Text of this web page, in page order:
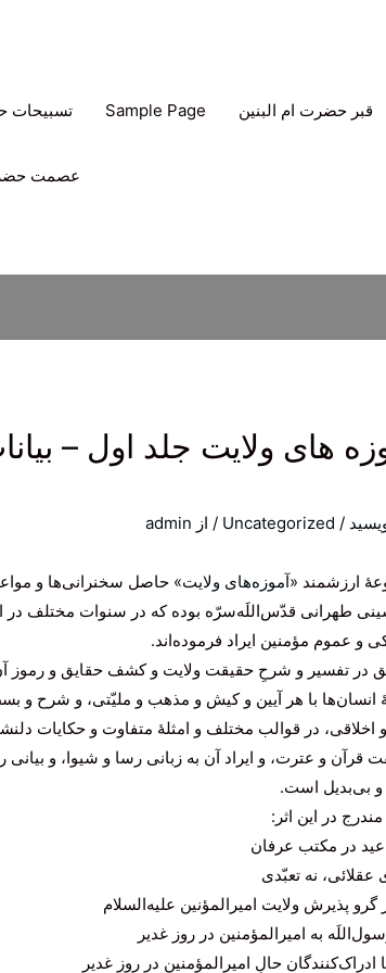
قبر حضرت ام البنین Sample Page تسبیحات
عصمت حضرت
های ولایت جلد اول –
/
Uncategorized / از admin
ارزشمند «آموزه‌های ولایت» حاصل سخنرانی‌ها و
طهرانی قدّس‌اللَه‌سرّه بوده که در سنوات مختلف در
و عموم مؤمنین ایراد فرموده‌اند.
در تفسیر و شرحِ حقیقت ولایت و کشف حقایق و رموز
انسان‌ها با هر آیین و کیش و مذهب و ملیّتی، و شرح و
در قوالب مختلف و امثلۀ متفاوت و حکایات
قرآن و عترت، و ایراد آن به زبانی رسا و شیوا، و
و بی‌بدیل است.
در این اثر:
در مکتب عرفان
عقلائی، نه تعبّدی
پذیرش ولایت امیرالمؤنین علیه‌السلام
به امیرالمؤمنین در روز غدیر
ادراک‌کنندگان حالِ امیرالمؤمنین در روز غدیر